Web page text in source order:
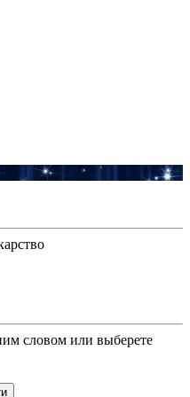
словом или выберете